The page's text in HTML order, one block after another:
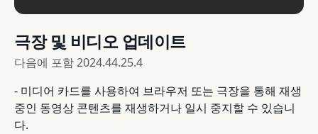
극장 및 비디오 업데이트
다음에 포함2024.44.25.4
- 미디어 카드를 사용하여 브라우저 또는 극장을 통해 재생
중인 동영상 콘텐츠를 재생하거나 일시 중지할 수 있습니
다.